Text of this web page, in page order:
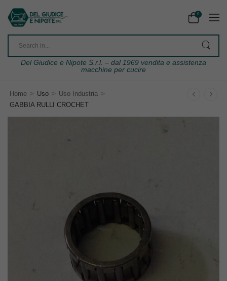
0
Del Giudice e Nipote S.r.l. – dal 1969 vendita e assistenza
macchine per cucire
Home > Uso > Uso Industria >
GABBIA RULLI CROCHET